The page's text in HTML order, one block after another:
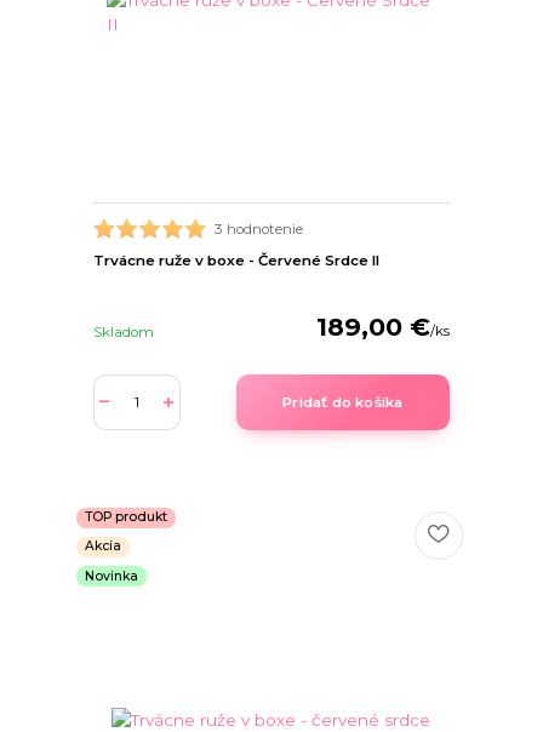
3 hodnotenie
Trvácne ruže v boxe - Červené Srdce II
189,00 €/ks
Skladom
Pridať do košíka
TOP produkt
Akcia
Novinka